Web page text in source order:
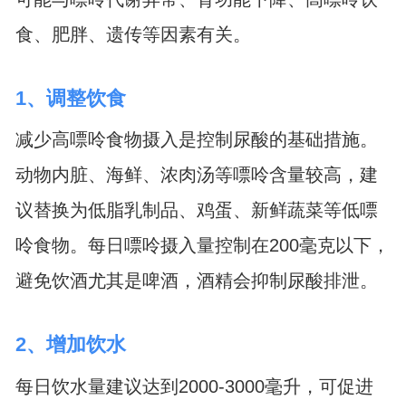
食、肥胖、遗传等因素有关。
1、调整饮食
减少高嘌呤食物摄入是控制尿酸的基础措施。
动物内脏、海鲜、浓肉汤等嘌呤含量较高，建
议替换为低脂乳制品、鸡蛋、新鲜蔬菜等低嘌
呤食物。每日嘌呤摄入量控制在200毫克以下，
避免饮酒尤其是啤酒，酒精会抑制尿酸排泄。
2、增加饮水
每日饮水量建议达到2000-3000毫升，可促进